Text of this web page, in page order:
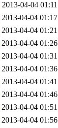
2013-04-04 01:11
2013-04-04 01:17
2013-04-04 01:21
2013-04-04 01:26
2013-04-04 01:31
2013-04-04 01:36
2013-04-04 01:41
2013-04-04 01:46
2013-04-04 01:51
2013-04-04 01:56